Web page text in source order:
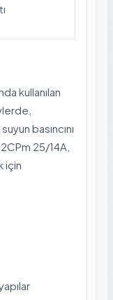
kullanılan
basıncını
25/14A,
için